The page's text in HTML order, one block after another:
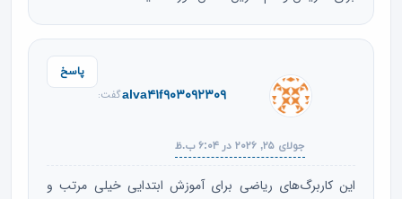
alva۴۱f۹۰۳۰۹۲۳۰۹گفت:
جولای ۲۵, ۲۰۲۶ در ۶:۰۴ ب.ظ
این کاربرگ‌های ریاضی برای آموزش ابتدایی خیلی مرتب و
پاسخ